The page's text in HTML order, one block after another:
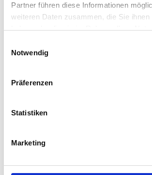
Partner führen diese Informationen
weiteren Daten zusammen, die Sie ihnen
haben oder die sie im Rahmen Ihrer
Notwendig
Präferenzen
Statistiken
Marketing